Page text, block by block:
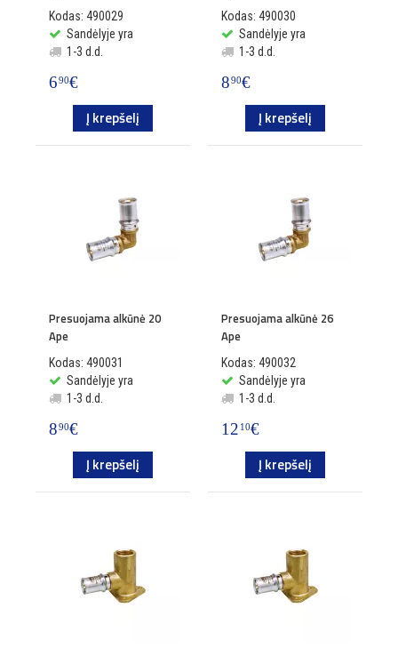
Kodas: 490029
Sandėlyje yra
1-3 d.d.
690€
Į krepšelį
Kodas: 490030
Sandėlyje yra
1-3 d.d.
890€
Į krepšelį
Presuojama alkūnė 20
Ape
Kodas: 490031
Sandėlyje yra
1-3 d.d.
890€
Į krepšelį
Presuojama alkūnė 26
Ape
Kodas: 490032
Sandėlyje yra
1-3 d.d.
12 10€
Į krepšelį